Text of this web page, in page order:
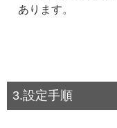
あります。
3.設定手順